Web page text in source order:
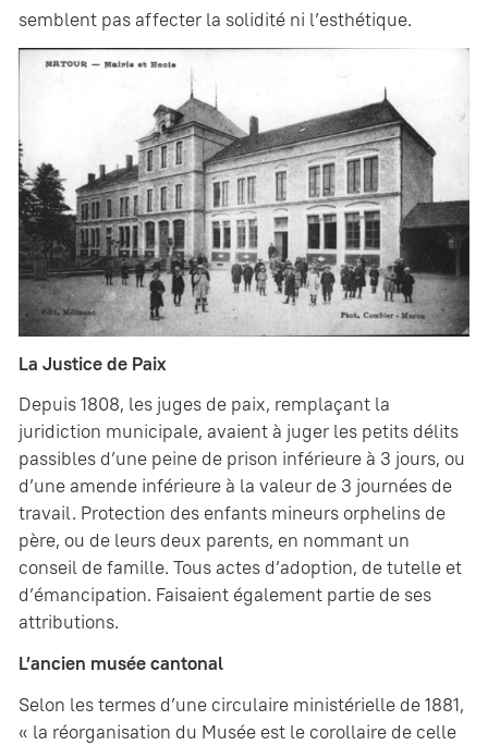
semblent pas affecter la solidité ni l’esthétique.
La Justice de Paix
Depuis 1808, les juges de paix, remplaçant la
juridiction municipale, avaient à juger les petits délits
passibles d’une peine de prison inférieure à 3 jours, ou
d’une amende inférieure à la valeur de 3 journées de
travail. Protection des enfants mineurs orphelins de
père, ou de leurs deux parents, en nommant un
conseil de famille. Tous actes d’adoption, de tutelle et
d’émancipation. Faisaient également partie de ses
attributions.
L’ancien musée cantonal
Selon les termes d’une circulaire ministérielle de 1881,
« la réorganisation du Musée est le corollaire de celle